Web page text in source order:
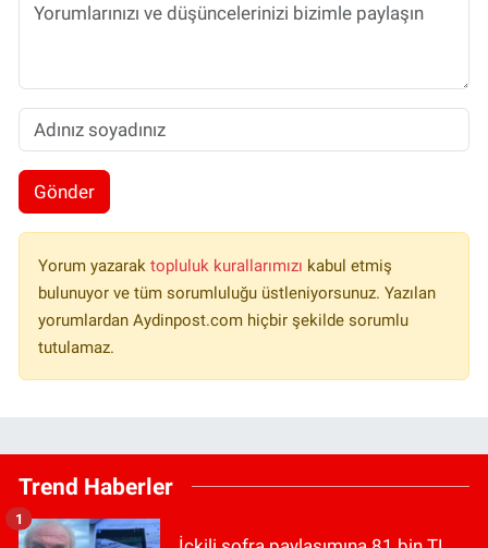
Gönder
Yorum yazarak topluluk kurallarımızı kabul etmiş
bulunuyor ve tüm sorumluluğu üstleniyorsunuz. Yazılan
yorumlardan Aydinpost.com hiçbir şekilde sorumlu
tutulamaz.
Trend Haberler
1